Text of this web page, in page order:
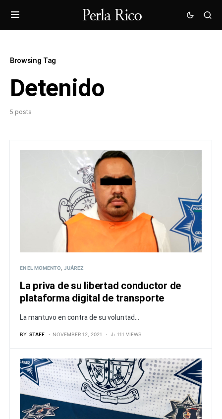
Browsing Tag
Detenido
5 posts
EN EL MOMENTO JUÁREZ
La priva de su libertad conductor de
plataforma digital de transporte
La mantuvo en contra de su voluntad...
BY STAFF NOVEMBER 12, 2021 111 VIEWS